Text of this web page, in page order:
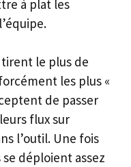
à plat les
tirent le plus de
les plus «
de passer
flux sur
l’outil. Une fois
déploient assez